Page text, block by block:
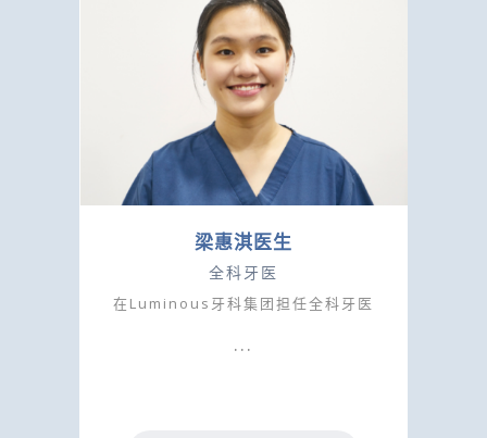
梁惠淇医生
全科牙医
在Luminous牙科集团担任全科牙医